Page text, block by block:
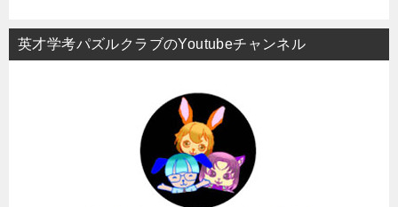
英才学考パズルクラブのYoutubeチャンネル